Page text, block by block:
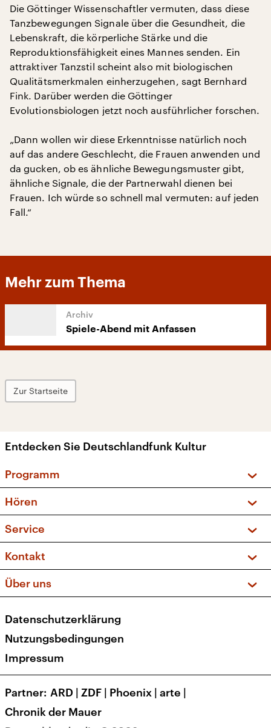
Die Göttinger Wissenschaftler vermuten, dass diese
Tanzbewegungen Signale über die Gesundheit, die
Lebenskraft, die körperliche Stärke und die
Reproduktionsfähigkeit eines Mannes senden. Ein
attraktiver Tanzstil scheint also mit biologischen
Qualitätsmerkmalen einherzugehen, sagt Bernhard
Fink. Darüber werden die Göttinger
Evolutionsbiologen jetzt noch ausführlicher forschen.
„Dann wollen wir diese Erkenntnisse natürlich noch
auf das andere Geschlecht, die Frauen anwenden und
da gucken, ob es ähnliche Bewegungsmuster gibt,
ähnliche Signale, die der Partnerwahl dienen bei
Frauen. Ich würde so schnell mal vermuten: auf jeden
Fall.“
Mehr zum Thema
Spiele-Abend mit Anfassen
Zur Startseite
Entdecken Sie Deutschlandfunk Kultur
Programm
Sendungen und Podcasts
Musikliste
Kakadu – Das Kinderprogramm
Hören
Frequenzen (UKW + DAB+)
Service
FAQ
Apps
Newsletter
Veranstaltungen
Kontakt
Social Media
Über uns
Presse
Karriere
Transparenz
Datenschutzerklärung
Nutzungsbedingungen
Impressum
Partner ARD | ZDF | Phoenix | arte |
Chronik der Mauer